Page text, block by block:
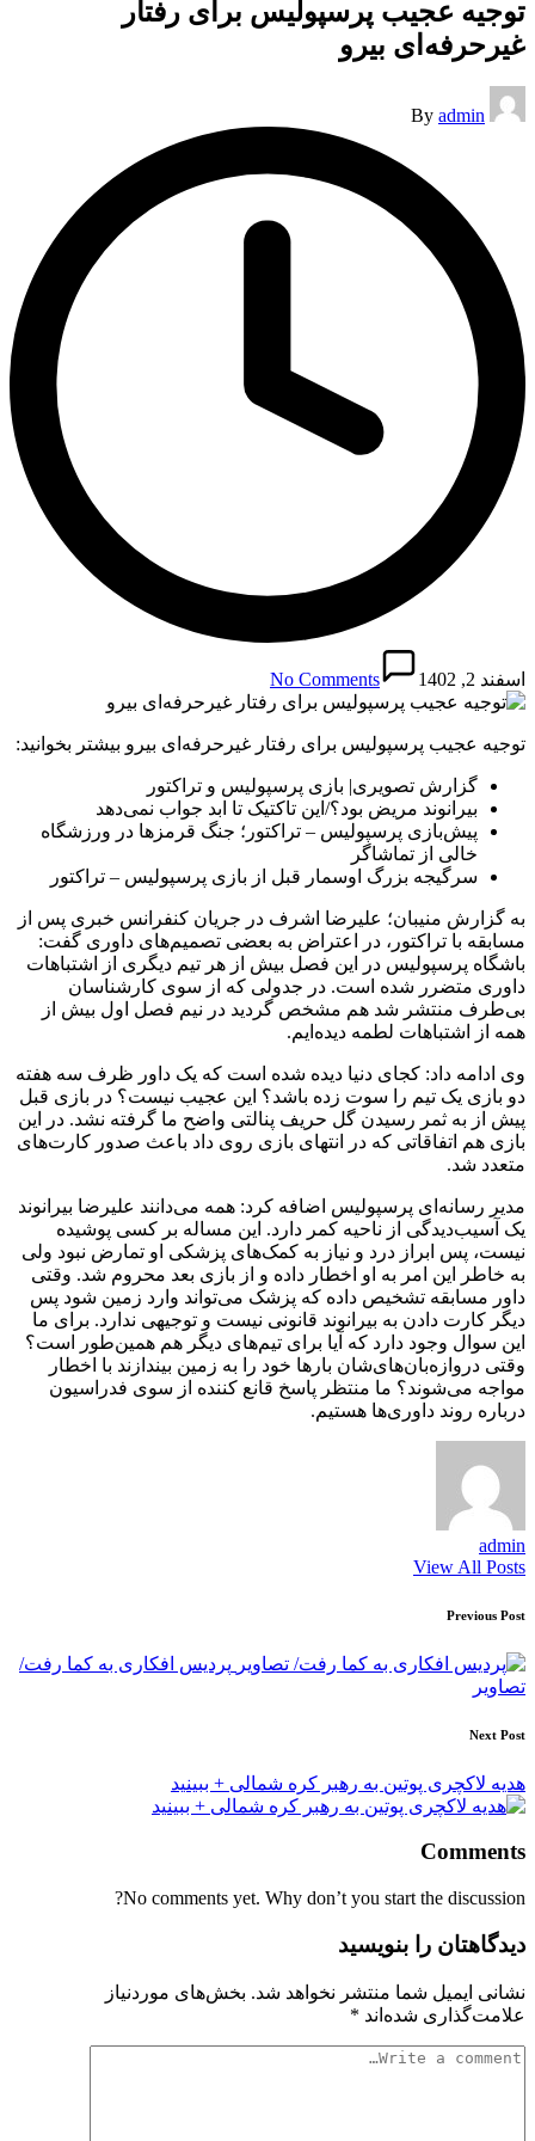
توجیه عجیب پرسپولیس برای رفتار
غیرحرفه‌ای بیرو
Posted
by
By admin
اسفند 2, 1402 No Comments
توجیه عجیب پرسپولیس برای رفتار غیرحرفه‌ای بیرو بیشتر بخوانید:
گزارش تصویری| بازی پرسپولیس و تراکتور
بیرانوند مریض بود؟/این تاکتیک تا ابد جواب نمی‌دهد
پیش‌بازی پرسپولیس – تراکتور؛ جنگ قرمزها در ورزشگاه
خالی از تماشاگر
سرگیجه بزرگ اوسمار قبل از بازی پرسپولیس – تراکتور
به گزارش منیبان؛ علیرضا اشرف در جریان کنفرانس خبری پس از
مسابقه با تراکتور، در اعتراض به بعضی تصمیم‌های داوری گفت:
باشگاه پرسپولیس در این فصل بیش از هر تیم دیگری از اشتباهات
داوری متضرر شده است. در جدولی که از سوی کارشناسان
بی‌طرف منتشر شد هم مشخص گردید در نیم فصل اول بیش از
همه از اشتباهات لطمه دیده‌ایم.
وی ادامه داد: کجای دنیا دیده شده است که یک داور ظرف سه هفته
دو بازی یک تیم را سوت زده باشد؟ این عجیب نیست؟ در بازی قبل
پیش‌ از به ثمر رسیدن گل حریف پنالتی واضح ما گرفته نشد. در این
بازی هم اتفاقاتی که در انتهای بازی روی داد باعث صدور کارت‌های
متعدد شد.
مدیر رسانه‌ای پرسپولیس اضافه کرد: همه می‌دانند علیرضا بیرانوند
یک آسیب‌دیدگی از ناحیه کمر دارد. این مساله بر کسی پوشیده
نیست، پس ابراز درد و نیاز به کمک‌های پزشکی او تمارض نبود ولی
به خاطر این امر به او اخطار داده و از بازی بعد محروم شد. وقتی
داور مسابقه تشخیص داده که پزشک می‌تواند وارد زمین شود پس
دیگر کارت دادن به بیرانوند قانونی نیست و توجیهی ندارد. برای ما
این سوال وجود دارد که آیا برای تیم‌های دیگر هم همین‌طور است؟
وقتی دروازه‌بان‌های‌شان بارها خود را به زمین بیندازند با اخطار
مواجه می‌شوند؟ ما منتظر پاسخ قانع کننده از سوی فدراسیون
درباره روند داوری‌ها هستیم.
admin
View All Posts
Post
navigation
Previous Post
پردیس افکاری به کما رفت/
تصاویر
Next Post
هدیه لاکچری پوتین به رهبر کره شمالی + ببینید
Comments
No comments yet. Why don’t you start the discussion?
دیدگاهتان را بنویسید
نشانی ایمیل شما منتشر نخواهد شد. بخش‌های موردنیاز
علامت‌گذاری شده‌اند *